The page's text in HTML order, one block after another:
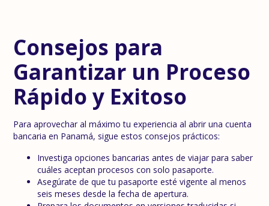
Consejos para
Garantizar un Proceso
Rápido y Exitoso
Para aprovechar al máximo tu experiencia al abrir una cuenta
bancaria en Panamá, sigue estos consejos prácticos:
Investiga opciones bancarias antes de viajar para saber
cuáles aceptan procesos con solo pasaporte.
Asegúrate de que tu pasaporte esté vigente al menos
seis meses desde la fecha de apertura.